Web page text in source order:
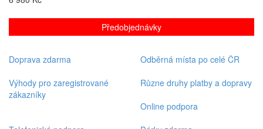
Předobjednávky
Doprava zdarma
Odběrná místa po celé ČR
Výhody pro zaregistrované
zákazníky
Různe druhy platby a dopravy
Online podpora